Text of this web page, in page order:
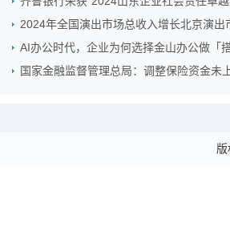
2024年全国演出市场总收入增长北京演出
AI办公时代，企业为何选择金山办公做「
国家金融监督管理总局：调整保险资金未